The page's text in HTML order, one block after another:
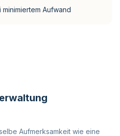
Aufwand
Aufmerksamkeit wie eine